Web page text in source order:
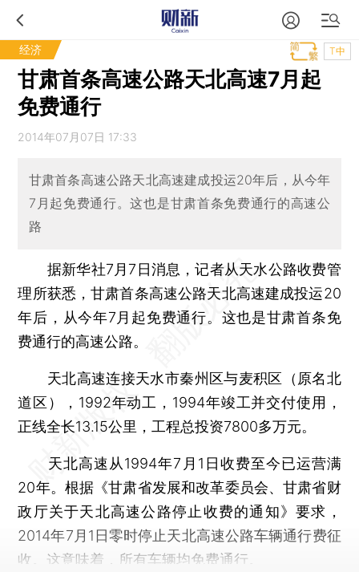
经济 T中
甘肃首条高速公路天北高速7月起
免费通行
2014年07月07日 17:33
甘肃首条高速公路天北高速建成投运20年后，从今年
7月起免费通行。这也是甘肃首条免费通行的高速公
路
据新华社7月7日消息，记者从天水公路收费管
理所获悉，甘肃首条高速公路天北高速建成投运20
年后，从今年7月起免费通行。这也是甘肃首条免
费通行的高速公路。
天北高速连接天水市秦州区与麦积区（原名北
道区），1992年动工，1994年竣工并交付使用，
正线全长13.15公里，工程总投资7800多万元。
天北高速从1994年7月1日收费至今已运营满
20年。根据《甘肃省发展和改革委员会、甘肃省财
政厅关于天北高速公路停止收费的通知》要求，
2014年7月1日零时停止天北高速公路车辆通行费征
收。这意味着，所有车辆均免费通行。